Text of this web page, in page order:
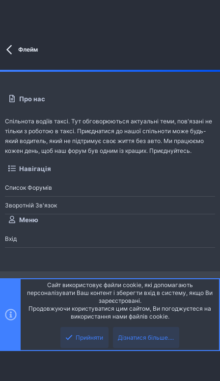
Флейм
Про нас
Спільнота водіїв таксі. Тут обговорюються актуальні теми, пов'язані не
тільки з роботою в таксі. Приєднатися до нашої спільноти може будь-
який водитель, який не підтримує своє життя без авто. Ми працюємо
кожен день, щоб наш форум був одним із кращих. Приєднуйтесь.
Навігація
Список Форумів
Зворотній Зв'язок
Меню
Вхід
Ніч
Українська (UA)
S
Community platform by XenForo® © 2010-2026 XenForo Ltd.
Community platform by XenForo © 2010-2022 XenForo Ltd. | dev: Pages
Сайт використовує файли cookie, які допомагають
персоналізувати Ваш контент і зберегти вхід в систему, якщо Ви
зареєстровані.
Продовжуючи користуватися цим сайтом, Ви погоджуєтеся на
використання нами файлів cookie.
Прийняти Дізнатися більше....